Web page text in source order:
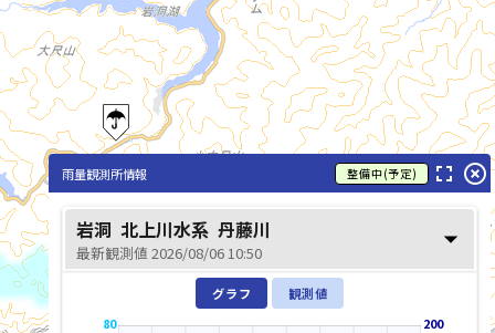
雨量観測所情報 整備中(予定) fullscreen highlight_off
岩洞 北上川水系 丹藤川
最新観測値 2026/08/06 10:50 arrow_drop_down
グラフ 観測値
80 200